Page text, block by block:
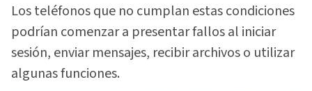
Los teléfonos que no cumplan estas condiciones
podrían comenzar a presentar fallos al iniciar
sesión, enviar mensajes, recibir archivos o utilizar
algunas funciones.